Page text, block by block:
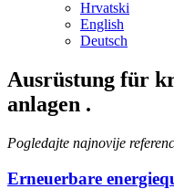
Hrvatski
English
Deutsch
Ausrüstung für
anlagen .
Pogledajte najnovije
Erneuerbare